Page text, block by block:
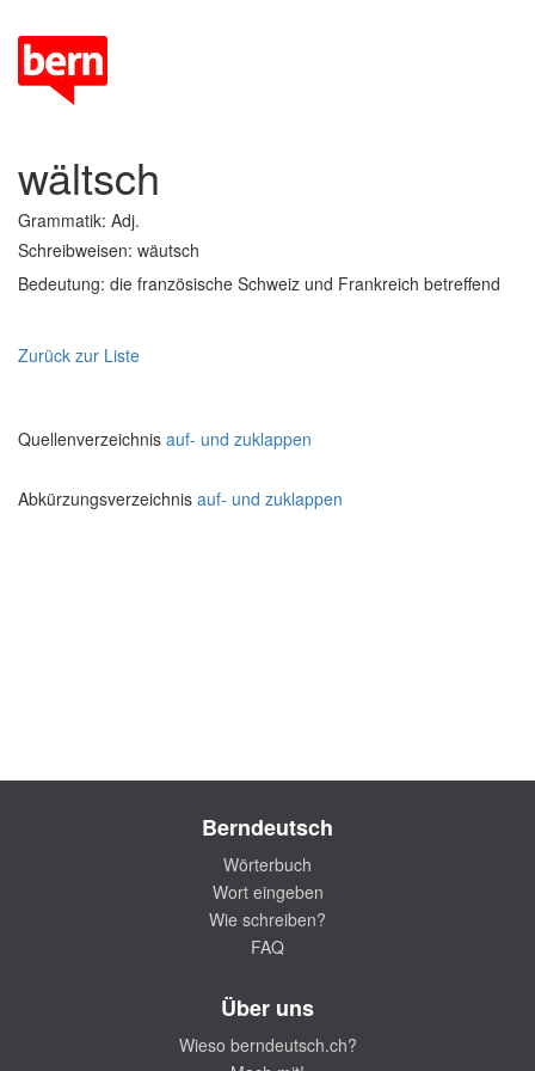
wältsch
Grammatik: Adj.
Schreibweisen: wäutsch
Bedeutung: die französische Schweiz und Frankreich betreffend
Zurück zur Liste
Quellenverzeichnis auf- und zuklappen
Abkürzungsverzeichnis auf- und zuklappen
Berndeutsch
Wörterbuch
Wort eingeben
Wie schreiben?
FAQ
Über uns
Wieso berndeutsch.ch?